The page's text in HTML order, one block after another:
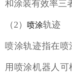
和涂装有效率三
（2） 喷涂轨迹
喷涂轨迹指在
用喷涂机器人